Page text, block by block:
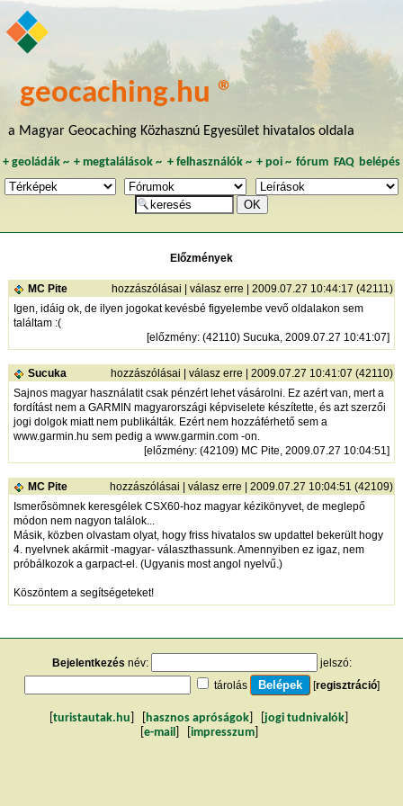
geocaching.hu ®
a Magyar Geocaching Közhasznú Egyesület hivatalos oldala
+ geoládák~ +megtalálások ~ + felhasználók~ + poi~ fórum FAQ belépés
Előzmények
MC Pite hozzászólásai | válasz erre | 2009.07.27 10:44:17 (42111)
Igen, idáig ok, de ilyen jogokat kevésbé figyelembe vevő oldalakon sem
találtam :(
[előzmény: (42110) Sucuka, 2009.07.27 10:41:07]
Sucuka hozzászólásai | válasz erre | 2009.07.27 10:41:07 (42110)
Sajnos magyar használatit csak pénzért lehet vásárolni. Ez azért van, mert a
fordítást nem a GARMIN magyarországi képviselete készítette, és azt szerzői
jogi dolgok miatt nem publikálták. Ezért nem hozzáférhető sem a
www.garmin.hu sem pedig a www.garmin.com -on.
[előzmény: (42109) MC Pite, 2009.07.27 10:04:51]
MC Pite hozzászólásai | válasz erre | 2009.07.27 10:04:51 (42109)
Ismerősömnek keresgélek CSX60-hoz magyar kézikönyvet, de meglepő
módon nem nagyon találok...
Másik, közben olvastam olyat, hogy friss hivatalos sw updattel bekerült hogy
4. nyelvnek akármit -magyar- választhassunk. Amennyiben ez igaz, nem
próbálkozok a garpact-el. (Ugyanis most angol nyelvű.)
Köszöntem a segítségeteket!
Bejelentkezés név:
jelszó:
tárolás
[regisztráció]
turistautak.hu hasznos apróságok jogi tudnivalók
e-mail impresszum]